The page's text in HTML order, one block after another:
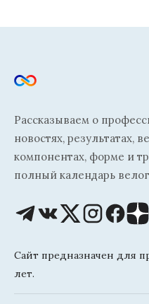
Рассказываем о
новостях, результатах,
компонентах, форме и
полный календарь
Сайт предназначен для
лет.